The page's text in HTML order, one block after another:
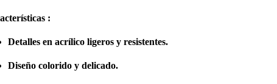
:
Detalles en acrílico ligeros y resistentes.
Diseño colorido y delicado.